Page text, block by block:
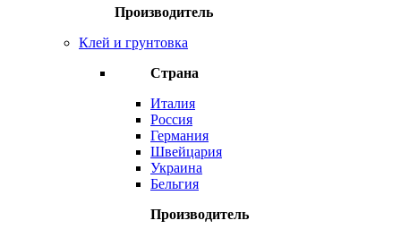
Производитель
Клей и грунтовка
Страна
Италия
Россия
Германия
Швейцария
Украина
Бельгия
Производитель